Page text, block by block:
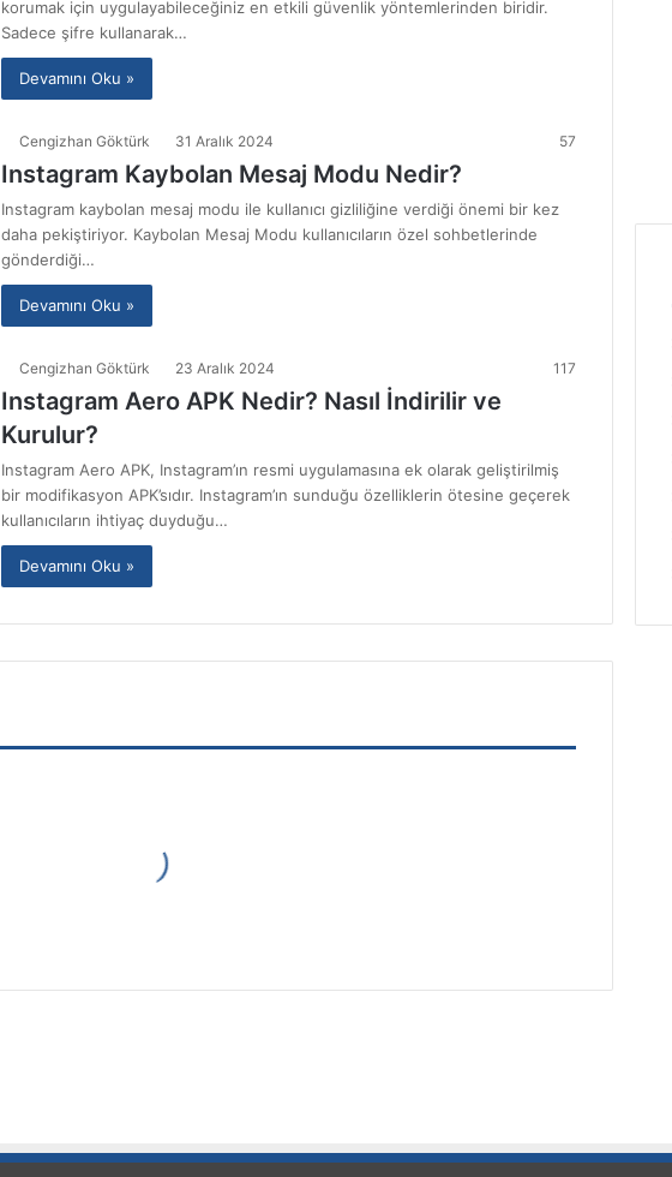
korumak için uygulayabileceğiniz en etkili güvenlik yöntemlerinden biridir.
Sadece şifre kullanarak…
Devamını Oku »
Cengizhan Göktürk 31 Aralık 2024 57
Instagram Kaybolan Mesaj Modu Nedir?
Instagram kaybolan mesaj modu ile kullanıcı gizliliğine verdiği önemi bir kez
daha pekiştiriyor. Kaybolan Mesaj Modu kullanıcıların özel sohbetlerinde
gönderdiği…
Devamını Oku »
Cengizhan Göktürk 23 Aralık 2024 117
Instagram Aero APK Nedir? Nasıl İndirilir ve
Kurulur?
Instagram Aero APK, Instagram’ın resmi uygulamasına ek olarak geliştirilmiş
bir modifikasyon APK’sıdır. Instagram’ın sunduğu özelliklerin ötesine geçerek
kullanıcıların ihtiyaç duyduğu…
Devamını Oku »